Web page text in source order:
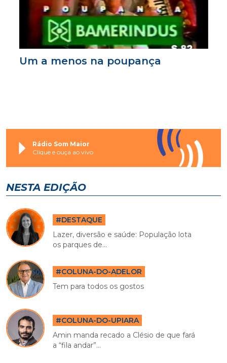
Um a menos na poupança
Rádio Som Maior
Clique e ouça ao vivo
NESTA EDIÇÃO
#DESTAQUE
Lazer, diversão e saúde: População lota
os parques de...
#COLUNA-DO-ADELOR
Tem para todos os gostos
#COLUNA-DO-UPIARA
Amin manda recado a Clésio de que fará
a “fila andar”...